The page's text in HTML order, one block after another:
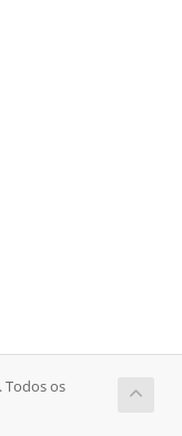
Todos os